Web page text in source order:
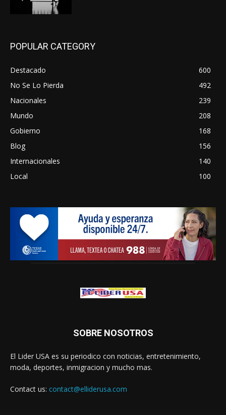
POPULAR CATEGORY
Destacado
600
No Se Lo Pierda
492
Nacionales
239
Mundo
208
Gobierno
168
Blog
156
Internacionales
140
Local
100
SOBRE NOSOTROS
El Lider USA es su periodico con noticias, entretenimiento,
moda, deportes, inmigracion y mucho mas.
Contact us: contact@elliderusa.com